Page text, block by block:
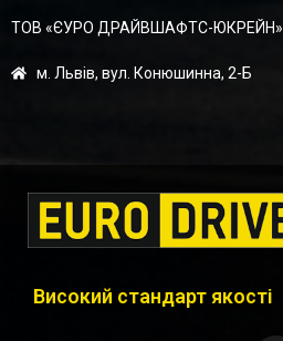
ТОВ «ЄУРО ДРАЙВШАФТC-ЮКРЕЙН»
м. Львів, вул. Конюшинна, 2-Б
Високий стандарт якості